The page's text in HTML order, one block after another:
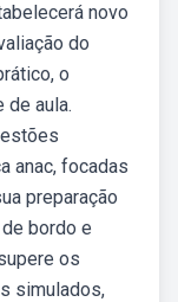
novo
do
o
de aula.
anac, focadas
preparação
bordo e
os
simulados,